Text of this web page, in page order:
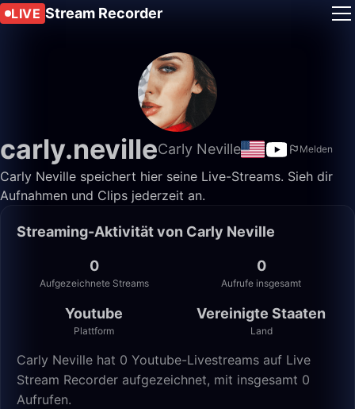
LIVE Stream Recorder
carly.nevilleCarly Neville Melden
Carly Neville speichert hier seine Live-Streams. Sieh dir
Aufnahmen und Clips jederzeit an.
Streaming-Aktivität von Carly Neville
0
Aufgezeichnete Streams
0
Aufrufe insgesamt
Youtube
Plattform
Vereinigte Staaten
Land
Carly Neville hat 0 Youtube-Livestreams auf Live
Stream Recorder aufgezeichnet, mit insgesamt 0
Aufrufen.